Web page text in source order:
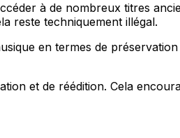
à de nombreux titres
reste techniquement illégal.
en termes de
et de réédition. Cela